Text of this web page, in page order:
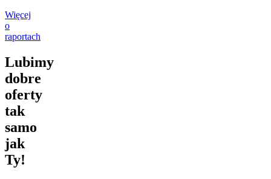
Więcej
o
raportach
Lubimy
dobre
oferty
tak
samo
jak
Ty!